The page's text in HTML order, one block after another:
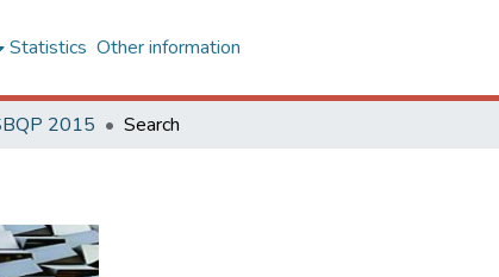
Statistics Other information
2015 Search